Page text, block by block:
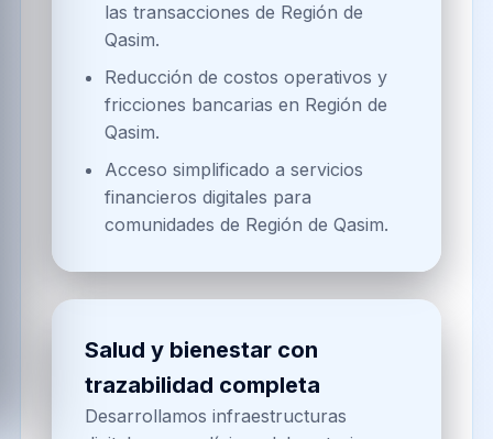
las transacciones de Región de
Qasim.
Reducción de costos operativos y
fricciones bancarias en Región de
Qasim.
Acceso simplificado a servicios
financieros digitales para
comunidades de Región de Qasim.
Salud y bienestar con
trazabilidad completa
Desarrollamos infraestructuras